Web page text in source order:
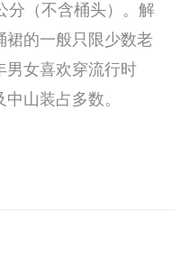
分（不含桶头）。解
裙的一般只限少数老
男女喜欢穿流行时
中山装占多数。